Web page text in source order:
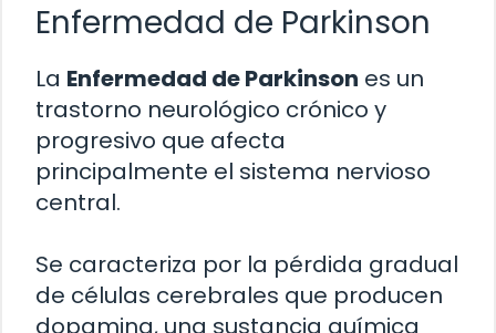
Enfermedad de Parkinson
La Enfermedad de Parkinson es un
trastorno neurológico crónico y
progresivo que afecta
principalmente el sistema nervioso
central.
Se caracteriza por la pérdida gradual
de células cerebrales que producen
dopamina, una sustancia química